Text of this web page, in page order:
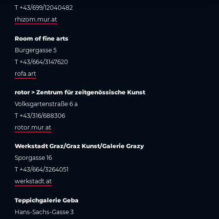
T +43/699/12040482
rhizom.mur.at
Room of fine arts
Bürgergasse 5
T +43/664/3147620
rofa.art
rotor > Zentrum für zeitgenössische Kunst
Volksgartenstraße 6 a
T +43/316/688306
rotor.mur.at
Werkstadt Graz/Graz Kunst/Galerie Grazy
Sporgasse 16
T +43/664/3264051
werkstadt.at
Teppichgalerie Geba
Hans-Sachs-Gasse 3